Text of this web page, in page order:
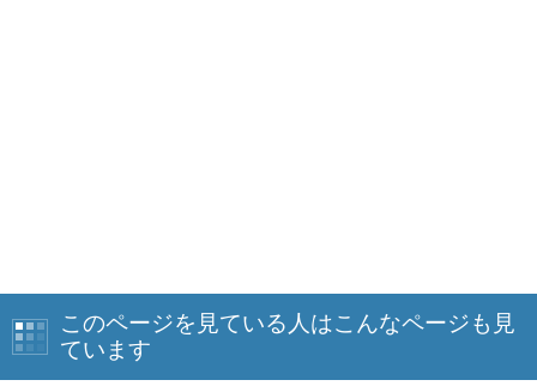
このページを見ている人はこんなページも見
ています